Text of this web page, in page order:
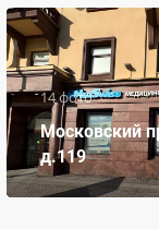
14 фото
Московский
д.119